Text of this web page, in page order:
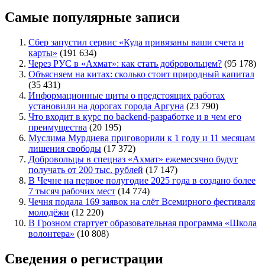
Самые популярные записи
Сбер запустил сервис «Куда привязаны ваши счета и
карты» (191 634)
Через РУС в «Ахмат»: как стать добровольцем? (95 178)
Объясняем на китах: сколько стоит природный капитал
(35 431)
Информационные щиты о предстоящих работах
установили на дорогах города Аргуна (23 790)
Что входит в курс по backend-разработке и в чем его
преимущества (20 195)
Муслима Мурдиева приговорили к 1 году и 11 месяцам
лишения свободы (17 372)
Добровольцы в спецназ «Ахмат» ежемесячно будут
получать от 200 тыс. рублей (17 147)
В Чечне на первое полугодие 2025 года в создано более
7 тысяч рабочих мест (14 774)
Чечня подала 169 заявок на слёт Всемирного фестиваля
молодёжи (12 220)
В Грозном стартует образовательная программа «Школа
волонтера» (10 808)
Сведения о регистрации